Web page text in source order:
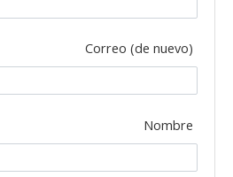
Correo (de nuevo)
Nombre